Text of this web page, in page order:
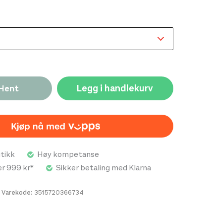
Den er enkel å bruke under
Legg i handlekurv
Varekode: 3515720366734
Høy kompetanse
999 kr*
Sikker betaling med Klarna